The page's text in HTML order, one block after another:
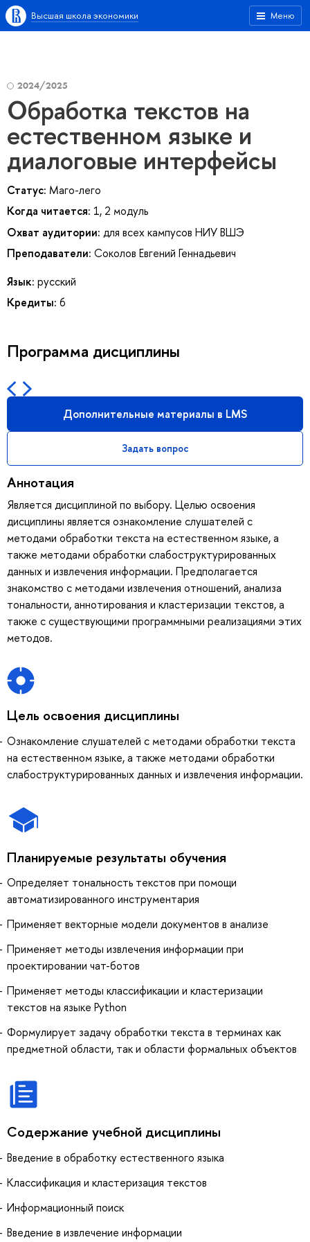
Меню
Высшая школа экономики
2024/2025
Обработка текстов на
естественном языке и
диалоговые интерфейсы
Статус: Маго-лего
Когда читается: 1, 2 модуль
Охват аудитории: для всех кампусов НИУ ВШЭ
Преподаватели: Соколов Евгений Геннадьевич
Язык: русский
Кредиты: 6
Программа дисциплины
Дополнительные материалы в LMS
Задать вопрос
Аннотация
Является дисциплиной по выбору. Целью освоения
дисциплины является ознакомление слушателей с
методами обработки текста на естественном языке, а
также методами обработки слабоструктурированных
данных и извлечения информации. Предполагается
знакомство с методами извлечения отношений, анализа
тональности, аннотирования и кластеризации текстов, а
также с существующими программными реализациями этих
методов.
Цель освоения дисциплины
Ознакомление слушателей с методами обработки текста
на естественном языке, а также методами обработки
слабоструктурированных данных и извлечения информации.
Планируемые результаты обучения
Определяет тональность текстов при помощи
автоматизированного инструментария
Применяет векторные модели документов в анализе
Применяет методы извлечения информации при
проектировании чат-ботов
Применяет методы классификации и кластеризации
текстов на языке Python
Формулирует задачу обработки текста в терминах как
предметной области, так и области формальных объектов
Содержание учебной дисциплины
Введение в обработку естественного языка
Классификация и кластеризация текстов
Информационный поиск
Введение в извлечение информации